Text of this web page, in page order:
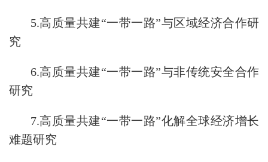
5.高质量共建“一带一路”与区域经济合作研
究
6.高质量共建“一带一路”与非传统安全合作
研究
7.高质量共建“一带一路”化解全球经济增长
难题研究